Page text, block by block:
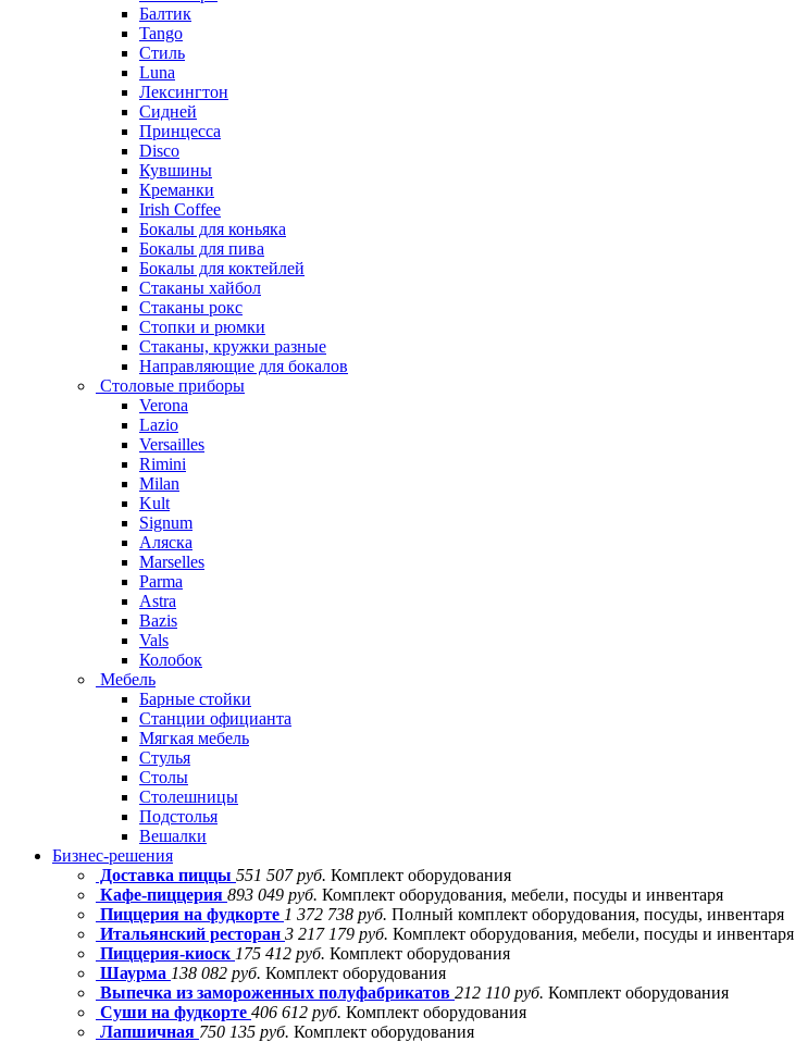
Балтик
Tango
Стиль
Luna
Лексингтон
Сидней
Принцесса
Disco
Кувшины
Креманки
Irish Coffee
Бокалы для коньяка
Бокалы для пива
Бокалы для коктейлей
Стаканы хайбол
Стаканы рокс
Стопки и рюмки
Стаканы, кружки разные
Направляющие для бокалов
Столовые приборы
Verona
Lazio
Versailles
Rimini
Milan
Kult
Signum
Аляска
Marselles
Parma
Astra
Bazis
Vals
Колобок
Мебель
Барные стойки
Станции официанта
Мягкая мебель
Стулья
Столы
Столешницы
Подстолья
Вешалки
Бизнес-решения
Доставка пиццы 551 507 руб. Комплект оборудования
Кафе-пиццерия 893 049 руб. Комплект оборудования, мебели, посуды и инвентаря
Пиццерия на фудкорте 1 372 738 руб. Полный комплект оборудования, посуды, инвентаря
Итальянский ресторан 3 217 179 руб. Комплект оборудования, мебели, посуды и инвентаря
Пиццерия-киоск 175 412 руб. Комплект оборудования
Шаурма 138 082 руб. Комплект оборудования
Выпечка из замороженных полуфабрикатов 212 110 руб. Комплект оборудования
Суши на фудкорте 406 612 руб. Комплект оборудования
Лапшичная 750 135 руб. Комплект оборудования